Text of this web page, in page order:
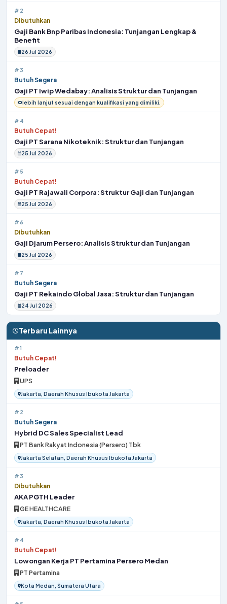
#2
Dibutuhkan
Gaji Bank Bnp Paribas Indonesia: Tunjangan Lengkap &
Benefit
26 Jul 2026
#3
Butuh Segera
Gaji PT Iwip Wedabay: Analisis Struktur dan Tunjangan
lebih lanjut sesuai dengan kualifikasi yang dimiliki.
#4
Butuh Cepat!
Gaji PT Sarana Nikoteknik: Struktur dan Tunjangan
25 Jul 2026
#5
Butuh Cepat!
Gaji PT Rajawali Corpora: Struktur Gaji dan Tunjangan
25 Jul 2026
#6
Dibutuhkan
Gaji Djarum Persero: Analisis Struktur dan Tunjangan
25 Jul 2026
#7
Butuh Segera
Gaji PT Rekaindo Global Jasa: Struktur dan Tunjangan
24 Jul 2026
Terbaru Lainnya
#1
Butuh Cepat!
Preloader
UPS
Jakarta, Daerah Khusus Ibukota Jakarta
#2
Butuh Segera
Hybrid DC Sales Specialist Lead
PT Bank Rakyat Indonesia (Persero) Tbk
Jakarta Selatan, Daerah Khusus Ibukota Jakarta
#3
Dibutuhkan
AKA PGTH Leader
GE HEALTHCARE
Jakarta, Daerah Khusus Ibukota Jakarta
#4
Butuh Cepat!
Lowongan Kerja PT Pertamina Persero Medan
PT Pertamina
Kota Medan, Sumatera Utara